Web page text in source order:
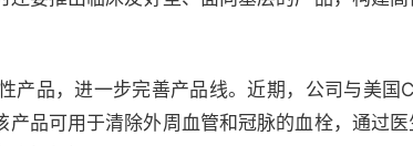
产品，进一步完善产品线。近期，公司与美
品可用于清除外周血管和冠脉的血栓，通过